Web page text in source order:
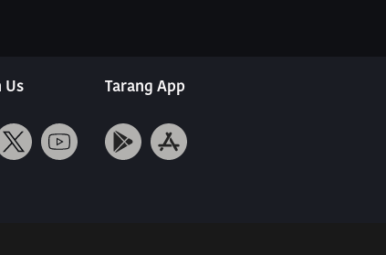
Us Tarang App